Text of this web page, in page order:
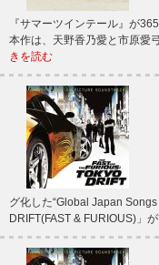
『サマーツインテール』が
本作は、天野香乃愛と市原愛
きを読む
グ化した“Global Japan
DRIFT(FAST & FURIOUS)」